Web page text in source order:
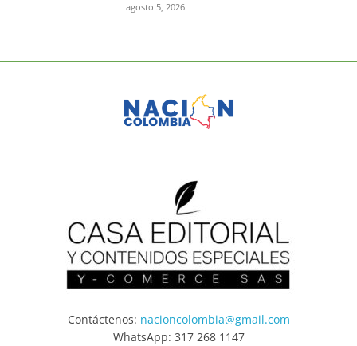
agosto 5, 2026
Contáctenos: nacioncolombia@gmail.com
WhatsApp: 317 268 1147